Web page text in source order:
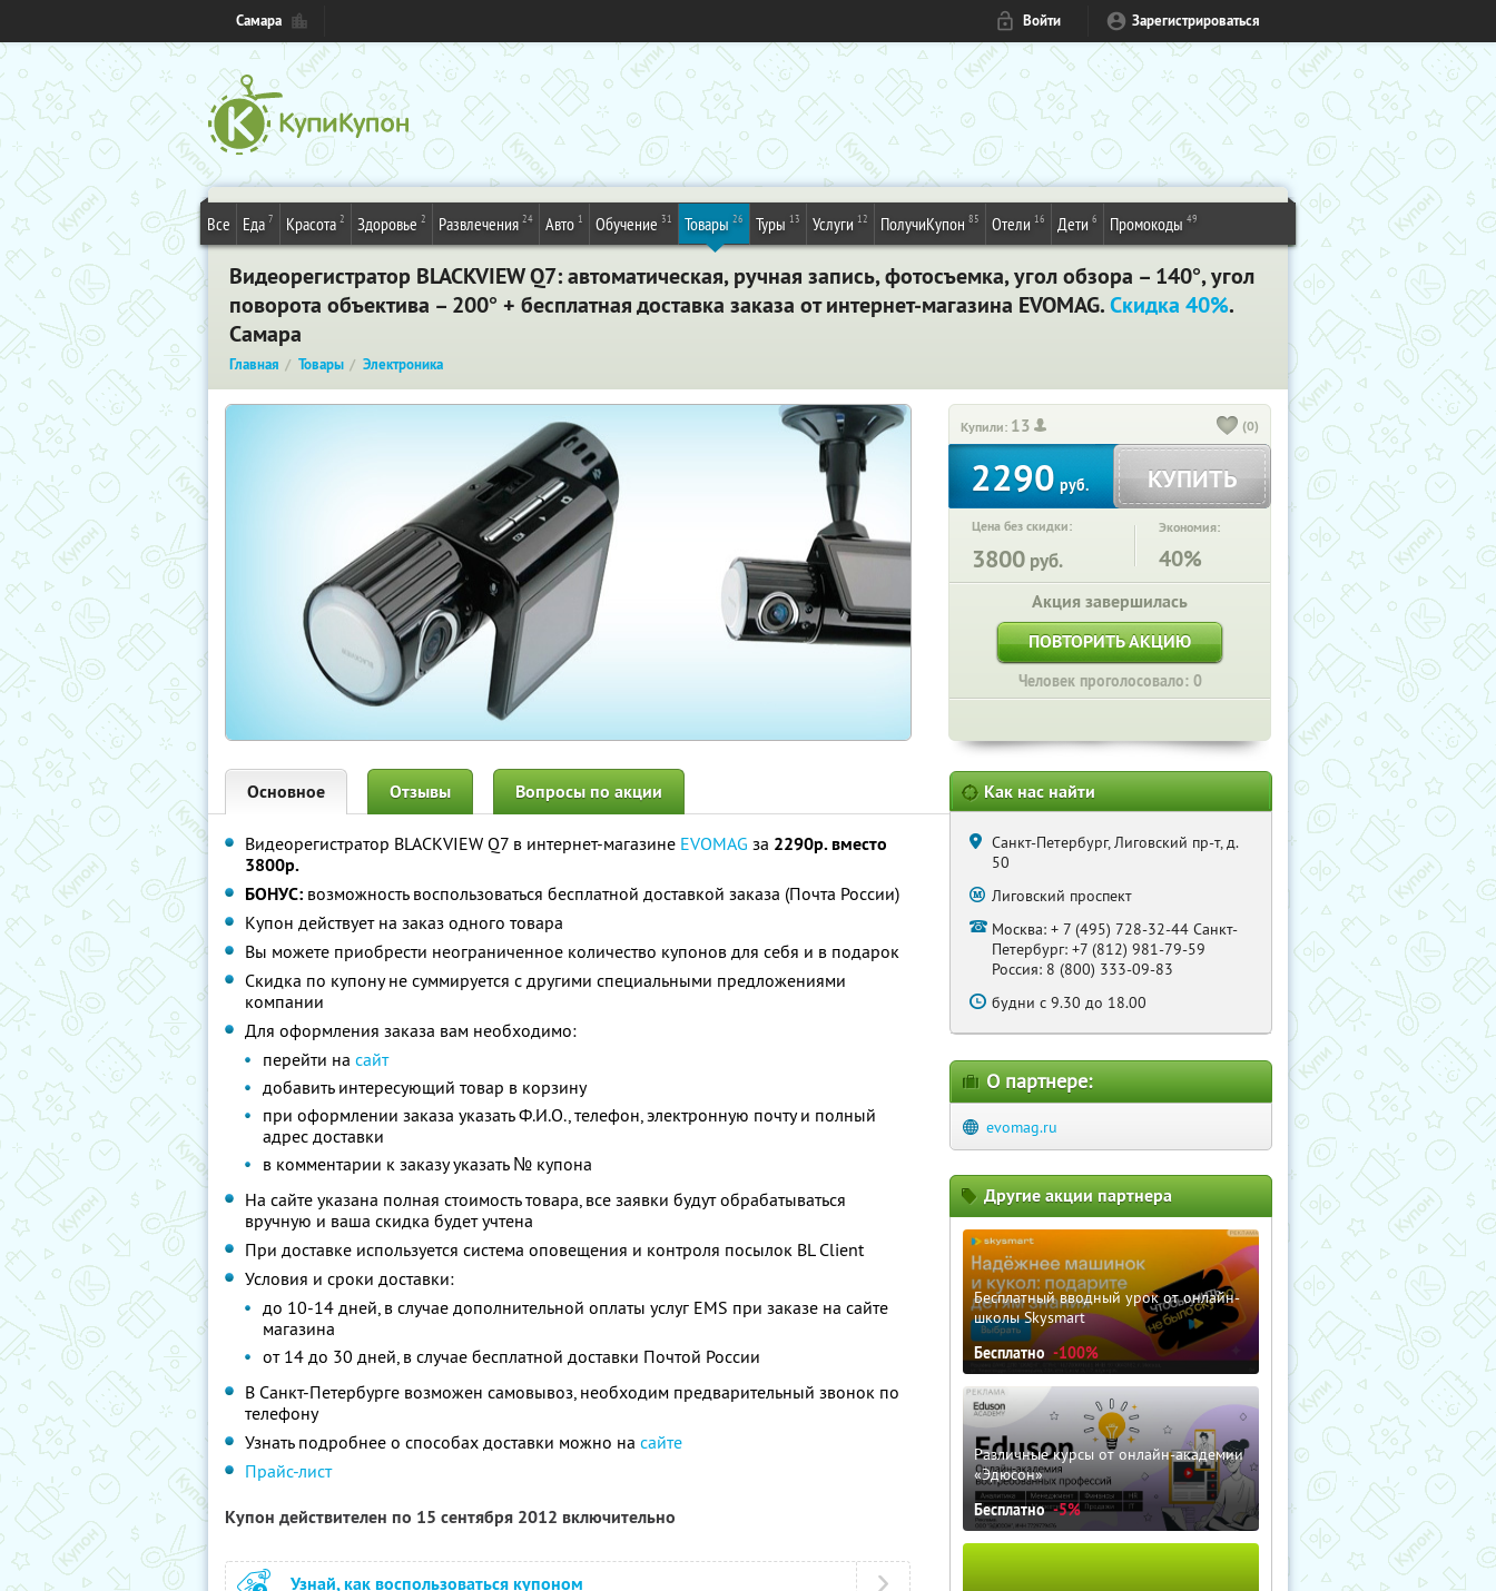
Самара Войти Зарегистрироваться
Все Еда 7 Красота 2 Здоровье 2 Развлечения 24 Авто 1 Обучение 31 Товары 26 Туры 13 Услуги 12 ПолучиКупон 85 Отели 16 Дети 6 Промокоды 49
Видеорегистратор BLACKVIEW Q7: автоматическая, ручная запись, фотосъемка, угол обзора – 140°, угол
поворота объектива – 200° + бесплатная доставка заказа от интернет-магазина EVOMAG.Скидка 40%.
Самара
Главная Товары Электроника
Купили: 13 (0)
2290руб. КУПИТЬ
Цена без скидки:
3800 руб.
Экономия:
40%
Акция завершилась
ПОВТОРИТЬ АКЦИЮ
Человек проголосовало: 0
Основное Отзывы Вопросы по акции
Видеорегистратор BLACKVIEW Q7 в интернет-магазине EVOMAG за 2290р. вместо
3800р.
БОНУС: возможность воспользоваться бесплатной доставкой заказа (Почта России)
Купон действует на заказ одного товара
Вы можете приобрести неограниченное количество купонов для себя и в подарок
Скидка по купону не суммируется с другими специальными предложениями
компании
Для оформления заказа вам необходимо:
перейти на сайт
добавить интересующий товар в корзину
при оформлении заказа указать Ф.И.О., телефон, электронную почту и полный
адрес доставки
в комментарии к заказу указать № купона
На сайте указана полная стоимость товара, все заявки будут обрабатываться
вручную и ваша скидка будет учтена
При доставке используется система оповещения и контроля посылок BL Client
Условия и сроки доставки:
до 10-14 дней, в случае дополнительной оплаты услуг EMS при заказе на сайте
магазина
от 14 до 30 дней, в случае бесплатной доставки Почтой России
В Санкт-Петербурге возможен самовывоз, необходим предварительный звонок по
телефону
Узнать подробнее о способах доставки можно на сайте
Прайс-лист
Купон действителен по 15 сентября 2012 включительно
Узнай, как воспользоваться купоном
Как нас найти
Санкт-Петербург, Лиговский пр-т, д.
50
Лиговский проспект
Москва: + 7 (495) 728-32-44 Санкт-
Петербург: +7 (812) 981-79-59
Россия: 8 (800) 333-09-83
будни c 9.30 до 18.00
О партнере:
evomag.ru
Другие акции партнера
Бесплатный вводный урок от онлайн-
школы Skysmart
Бесплатно -100%
Различные курсы от онлайн-академии
«Эдюсон»
Бесплатно -5%